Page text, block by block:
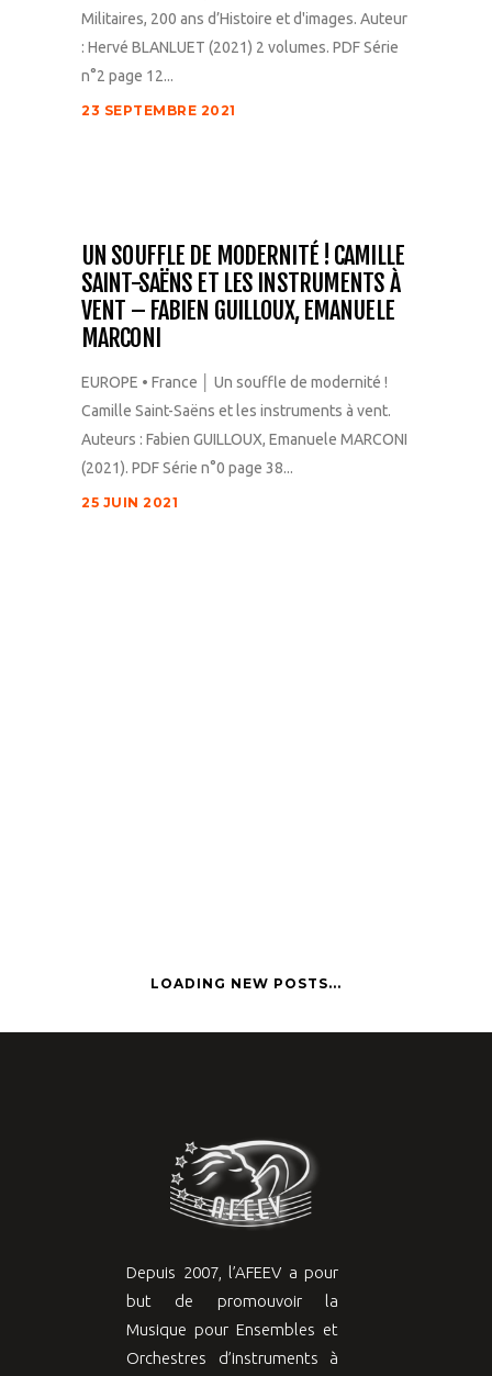
Militaires, 200 ans d’Histoire et d'images. Auteur
: Hervé BLANLUET (2021) 2 volumes. PDF Série
n°2 page 12...
23 SEPTEMBRE 2021
UN SOUFFLE DE MODERNITÉ ! CAMILLE
SAINT-SAËNS ET LES INSTRUMENTS À
VENT – FABIEN GUILLOUX, EMANUELE
MARCONI
EUROPE • France │ Un souffle de modernité !
Camille Saint-Saëns et les instruments à vent.
Auteurs : Fabien GUILLOUX, Emanuele MARCONI
(2021). PDF Série n°0 page 38...
25 JUIN 2021
LOADING NEW POSTS...
Depuis 2007, l’AFEEV a pour
but de promouvoir la
Musique pour Ensembles et
Orchestres d’instruments à